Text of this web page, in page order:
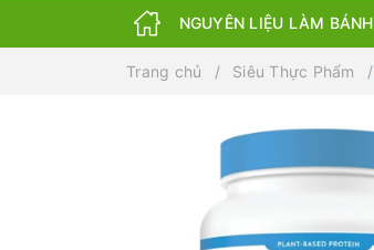
NGUYÊN LIỆU LÀM BÁNH
Trang chủ Siêu Thực Phẩm